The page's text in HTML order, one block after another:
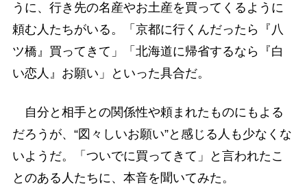
うに、行き先の名産やお土産を買ってくるように
頼む人たちがいる。「京都に行くんだったら『八
ツ橋』買ってきて」「北海道に帰省するなら『白
い恋人』お願い」といった具合だ。
自分と相手との関係性や頼まれたものにもよる
だろうが、“図々しいお願い”と感じる人も少なくな
いようだ。「ついでに買ってきて」と言われたこ
とのある人たちに、本音を聞いてみた。